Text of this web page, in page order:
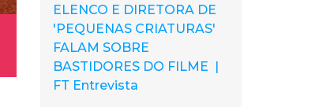
ELENCO E DIRETORA DE
'PEQUENAS CRIATURAS'
FALAM SOBRE
BASTIDORES DO FILME |
FT Entrevista